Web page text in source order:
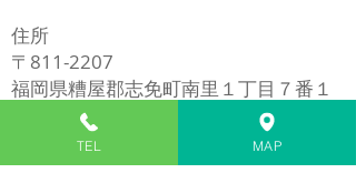
住所
〒811-2207
福岡県糟屋郡志免町南里１丁目７番１
​※イオンモール福岡の近く
TEL MAP